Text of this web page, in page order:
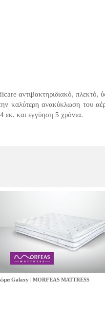
αντιβακτηριδιακό, πλεκτό,
ανακύκλωση του
εκ. και εγγύηση 5 χρόνια.
Galaxy | MORFEAS MATTRESS